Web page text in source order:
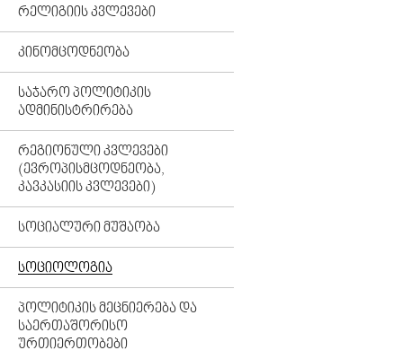
ᲠᲔᲚᲘᲒᲘᲘᲡ ᲙᲕᲚᲔᲕᲔᲑᲘ
ᲙᲘᲜᲝᲛᲪᲝᲓᲜᲔᲝᲑᲐ
ᲡᲐᲯᲐᲠᲝ ᲞᲝᲚᲘᲢᲘᲙᲘᲡ
ᲐᲓᲛᲘᲜᲘᲡᲢᲠᲘᲠᲔᲑᲐ
ᲠᲔᲒᲘᲝᲜᲣᲚᲘ ᲙᲕᲚᲔᲕᲔᲑᲘ
(ᲔᲕᲠᲝᲞᲘᲡᲛᲪᲝᲓᲜᲔᲝᲑᲐ,
ᲙᲐᲕᲙᲐᲡᲘᲘᲡ ᲙᲕᲚᲔᲕᲔᲑᲘ)
ᲡᲝᲪᲘᲐᲚᲣᲠᲘ ᲛᲣᲨᲐᲝᲑᲐ
ᲡᲝᲪᲘᲝᲚᲝᲒᲘᲐ
ᲞᲝᲚᲘᲢᲘᲙᲘᲡ ᲛᲔᲪᲜᲘᲔᲠᲔᲑᲐ ᲓᲐ
ᲡᲐᲔᲠᲗᲐᲨᲝᲠᲘᲡᲝ
ᲣᲠᲗᲘᲔᲠᲗᲝᲑᲔᲑᲘ